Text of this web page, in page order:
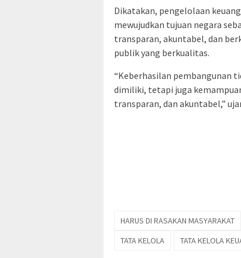
Dikatakan, pengelolaan
mewujudkan tujuan negara
transparan, akuntabel, dan
publik yang berkualitas.
“Keberhasilan pembangunan
dimiliki, tetapi juga
transparan, dan akuntabel,”
HARUS DI RASAKAN MASYARAKAT
TATA KELOLA
TATA KELOLA